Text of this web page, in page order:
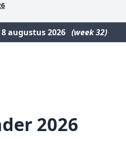
8 augustus 2026 (week 32)
2026